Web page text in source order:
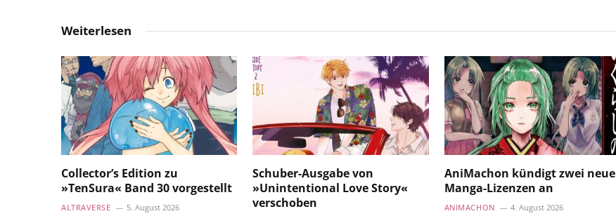
Weiterlesen
Collector’s Edition zu
»TenSura« Band 30 vorgestellt
ALTRAVERSE 5. August 2026
Schuber-Ausgabe von
»Unintentional Love Story«
verschoben
AniMachon kündigt zwei neue
Manga-Lizenzen an
ANIMACHON 4. August 2026